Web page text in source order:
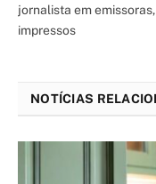
jornalista em
impressos
NOTÍCIAS